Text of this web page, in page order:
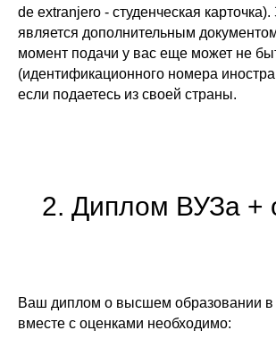
de extranjero - студенческая карточка).
является дополнительным
момент подачи у вас еще может не
(идентификационного номера
если подаетесь из своей страны.
2. Диплом ВУЗа +
Ваш диплом о высшем образовании в
вместе с оценками необходимо: